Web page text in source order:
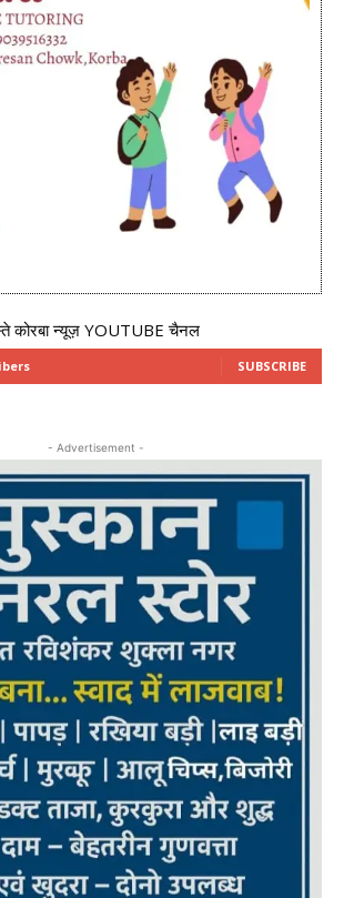
कोरबा न्यूज़ YOUTUBE चैनल
SUBSCRIBE
- Advertisement -